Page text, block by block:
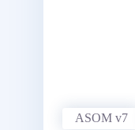
ASOM v7